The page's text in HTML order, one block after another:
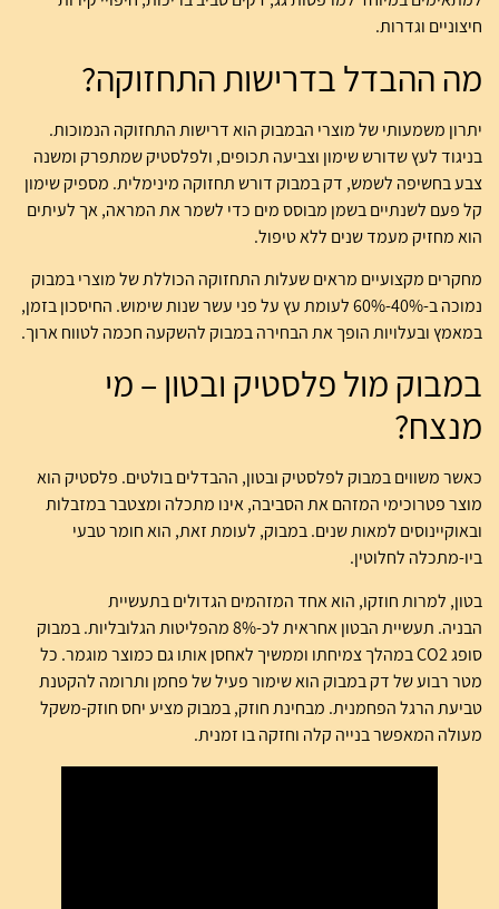
חיצוניים וגדרות.
מה ההבדל בדרישות התחזוקה?
יתרון משמעותי של מוצרי הבמבוק הוא דרישות התחזוקה הנמוכות.
בניגוד לעץ שדורש שימון וצביעה תכופים, ולפלסטיק שמתפרק ומשנה
צבע בחשיפה לשמש, דק במבוק דורש תחזוקה מינימלית. מספיק שימון
קל פעם לשנתיים בשמן מבוסס מים כדי לשמר את המראה, אך לעיתים
הוא מחזיק מעמד שנים ללא טיפול.
מחקרים מקצועיים מראים שעלות התחזוקה הכוללת של מוצרי במבוק
נמוכה ב-40%-60% לעומת עץ על פני עשר שנות שימוש. החיסכון בזמן,
במאמץ ובעלויות הופך את הבחירה במבוק להשקעה חכמה לטווח ארוך.
במבוק מול פלסטיק ובטון – מי
מנצח?
כאשר משווים במבוק לפלסטיק ובטון, ההבדלים בולטים. פלסטיק הוא
מוצר פטרוכימי המזהם את הסביבה, אינו מתכלה ומצטבר במזבלות
ובאוקיינוסים למאות שנים. במבוק, לעומת זאת, הוא חומר טבעי
ביו-מתכלה לחלוטין.
בטון, למרות חוזקו, הוא אחד המזהמים הגדולים בתעשיית
הבניה. תעשיית הבטון אחראית לכ-8% מהפליטות הגלובליות. במבוק
סופג CO2 במהלך צמיחתו וממשיך לאחסן אותו גם כמוצר מוגמר. כל
מטר רבוע של דק במבוק הוא שימור פעיל של פחמן ותרומה להקטנת
טביעת הרגל הפחמנית. מבחינת חוזק, במבוק מציע יחס חוזק-משקל
מעולה המאפשר בנייה קלה וחזקה בו זמנית.